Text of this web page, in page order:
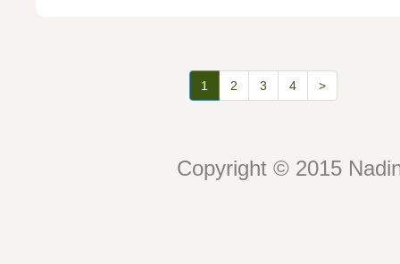
1 2 3 4 >
Copyright © 2015